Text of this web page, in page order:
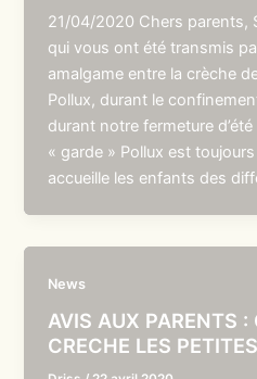
21/04/2020 Chers parents,
qui vous ont été transmis
amalgame entre la crèche
Pollux, durant le
durant notre fermeture
« garde » Pollux est
accueille les enfants des
News
AVIS AUX PARENTS :
CRECHE LES